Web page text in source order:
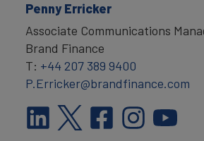
Penny Erricker
Associate Communications
Brand Finance
T: +44 207 389 9400
P.Erricker@brandfinance.com